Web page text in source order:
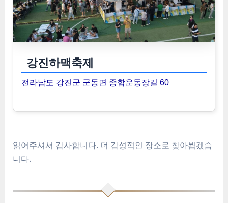
강진하맥축제
전라남도 강진군 군동면 종합운동장길 60
읽어주셔서 감사합니다. 더 감성적인 장소로 찾아뵙겠습
니다.